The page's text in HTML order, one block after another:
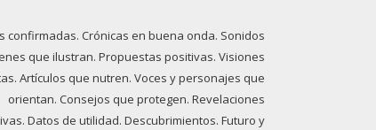
confirmadas. Crónicas en buena onda. Sonidos
que ilustran. Propuestas positivas. Visiones
Artículos que nutren. Voces y personajes que
orientan. Consejos que protegen. Revelaciones
Datos de utilidad. Descubrimientos. Futuro y